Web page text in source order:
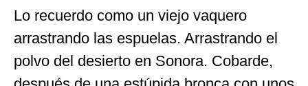
Lo recuerdo como un viejo vaquero
arrastrando las espuelas. Arrastrando el
polvo del desierto en Sonora. Cobarde,